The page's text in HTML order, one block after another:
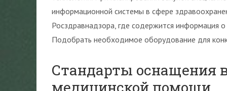
информационной системы в сфере
Росздравнадзора, где содержится информация
Подобрать необходимое оборудование для
Стандарты оснащения
медицинской помощи